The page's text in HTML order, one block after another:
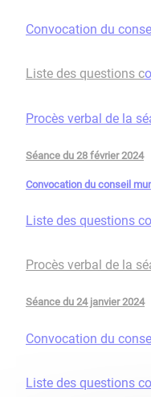
Convocation du
Liste des questions c
Procès verbal de la
Séance du 28 février 2024
Convocation du conseil
Liste des questions
Procès verbal de la
Séance du 24 janvier 2024
Convocation du
Liste des questions